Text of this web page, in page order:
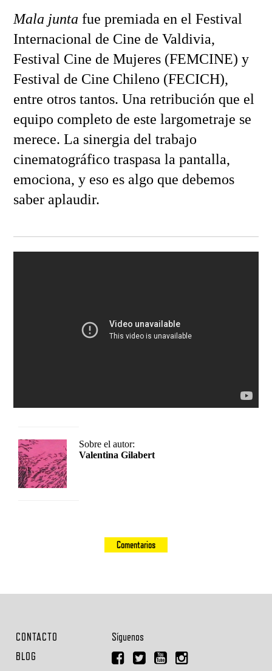
Mala junta fue premiada en el Festival
Internacional de Cine de Valdivia,
Festival Cine de Mujeres (FEMCINE) y
Festival de Cine Chileno (FECICH),
entre otros tantos. Una retribución que el
equipo completo de este largometraje se
merece. La sinergia del trabajo
cinematográfico traspasa la pantalla,
emociona, y eso es algo que debemos
saber aplaudir.
Sobre el autor:
Valentina Gilabert
Comentarios
CONTACTO
BLOG
Síguenos